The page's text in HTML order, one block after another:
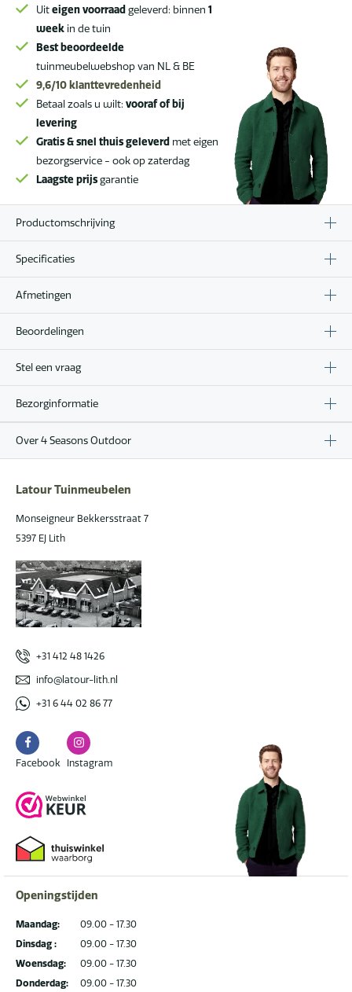
Uiteigen voorraad geleverd: binnen 1
week in de tuin
Best beoordeelde
tuinmeubelwebshop van NL & BE
9,6/10 klanttevredenheid
Betaal zoals u wilt: vooraf of bij
levering
Gratis & snel thuis geleverd met eigen
bezorgservice - ook op zaterdag
Laagste prijsgarantie
Productomschrijving
Specificaties
Afmetingen
Beoordelingen
Stel een vraag
Bezorginformatie
Over 4 Seasons Outdoor
Latour Tuinmeubelen
Monseigneur Bekkersstraat 7
5397 EJ Lith
+31 412 48 1426
info@latour-lith.nl
+31 6 44 02 86 77
Facebook
Facebook
Instagram
Instagram
Openingstijden
Maandag:
Dinsdag :
Woensdag:
Donderdag:
09.00 - 17.30
09.00 - 17.30
09.00 - 17.30
09.00 - 17.30